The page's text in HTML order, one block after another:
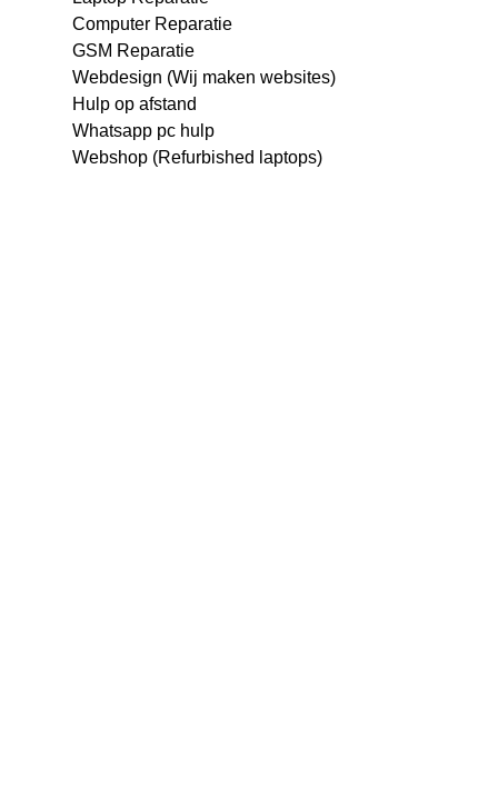
Computer Reparatie
GSM Reparatie
Webdesign (Wij maken websites)
Hulp op afstand
Whatsapp pc hulp
Webshop (Refurbished laptops)